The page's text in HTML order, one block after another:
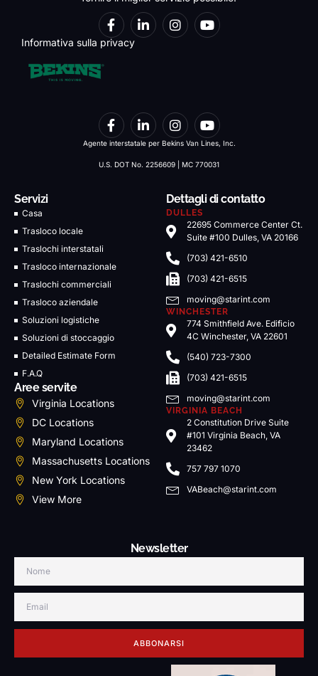
Informativa sulla privacy
Agente interstatale per Bekins Van Lines, Inc.
U.S. DOT No. 2256609 | MC 770031
Servizi
Casa
Trasloco locale
Traslochi interstatali
Trasloco internazionale
Traslochi commerciali
Trasloco aziendale
Soluzioni logistiche
Soluzioni di stoccaggio
Detailed Estimate Form
F.A.Q
Aree servite
Virginia Locations
DC Locations
Maryland Locations
Massachusetts Locations
New York Locations
View More
Dettagli di contatto
DULLES
22695 Commerce Center Ct.
Suite #100 Dulles, VA 20166
(703) 421-6510
(703) 421-6515
moving@starint.com
WINCHESTER
774 Smithfield Ave. Edificio
4C Winchester, VA 22601
(540) 723-7300
(703) 421-6515
moving@starint.com
VIRGINIA BEACH
2 Constitution Drive Suite
#101 Virginia Beach, VA
23462
757 797 1070
VABeach@starint.com
Newsletter
ABBONARSI